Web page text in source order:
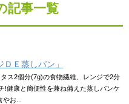
記事一覧
ＤＥ蒸しパン」
ス2個分(7g)の食物繊維、レンジで2分
!健康と簡便性を兼ね備えた蒸しパンケ
お...